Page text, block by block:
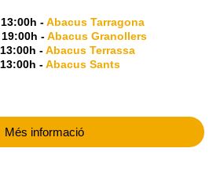
13:00h -Abacus Tarragona
19:00h -Abacus Granollers
13:00h -Abacus Terrassa
13:00h -Abacus Sants
Més informació